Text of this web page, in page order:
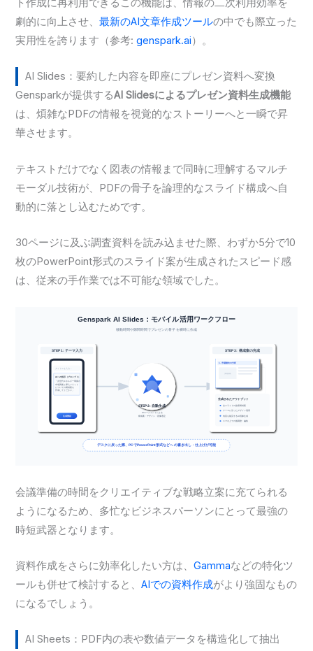
ト作成に再利用できるこの機能は、情報の二次利用効率を
劇的に向上させ、最新のAI文章作成ツールの中でも際立った
実用性を誇ります（参考:genspark.ai）。
AI Slides：要約した内容を即座にプレゼン資料へ変換
Gensparkが提供するAI Slidesによるプレゼン資料生成機能
は、煩雑なPDFの情報を視覚的なストーリーへと一瞬で昇
華させます。
テキストだけでなく図表の情報まで同時に理解するマルチ
モーダル技術が、PDFの骨子を論理的なスライド構成へ自
動的に落とし込むためです。
30ページに及ぶ調査資料を読み込ませた際、わずか5分で10
枚のPowerPoint形式のスライド案が生成されたスピード感
は、従来の手作業では不可能な領域でした。
会議準備の時間をクリエイティブな戦略立案に充てられる
ようになるため、多忙なビジネスパーソンにとって最強の
時短武器となります。
資料作成をさらに効率化したい方は、Gammaなどの特化ツ
ールも併せて検討すると、AIでの資料作成がより強固なもの
になるでしょう。
AI Sheets：PDF内の表や数値データを構造化して抽出